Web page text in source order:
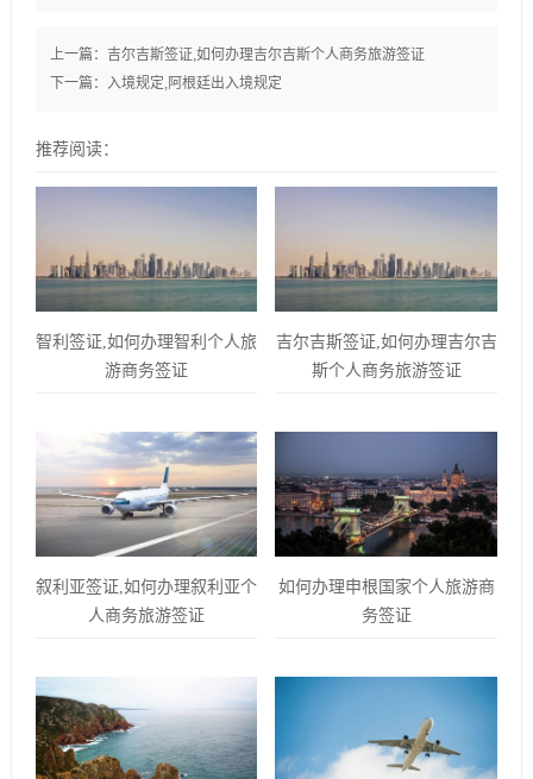
上一篇： 吉尔吉斯签证,如何办理吉尔吉斯个人商务旅游签证
下一篇： 入境规定,阿根廷出入境规定
推荐阅读：
智利签证,如何办理智利个人旅
游商务签证
吉尔吉斯签证,如何办理吉尔吉
斯个人商务旅游签证
叙利亚签证,如何办理叙利亚个
人商务旅游签证
如何办理申根国家个人旅游商
务签证